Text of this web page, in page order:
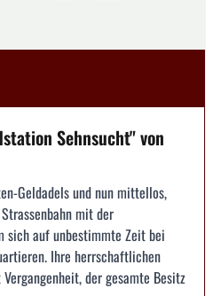
Sehnsucht" von
Geldadels und nun mittellos,
mit der
sich auf unbestimmte Zeit bei
Ihre herrschaftlichen
der gesamte Besitz